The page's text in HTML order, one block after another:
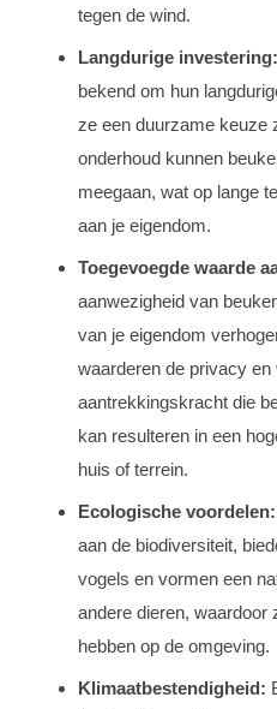
tegen de wind.
Langdurige investering:
bekend om hun
ze een duurzame keuze
onderhoud kunnen
meegaan, wat op lange
aan je eigendom.
Toegevoegde waarde
aanwezigheid van
van je eigendom
waarderen de privacy en
aantrekkingskracht die
kan resulteren in een
huis of terrein.
Ecologische voordelen:
aan de biodiversiteit,
vogels en vormen een
andere dieren, waardoor
hebben op de omgeving.
Klimaatbestendigheid: